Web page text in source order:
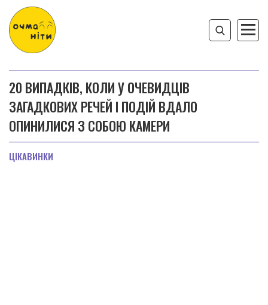
20 ВИПАДКІВ, КОЛИ У ОЧЕВИДЦІВ
ЗАГАДКОВИХ РЕЧЕЙ І ПОДІЙ ВДАЛО
ОПИНИЛИСЯ З СОБОЮ КАМЕРИ
ЦІКАВИНКИ